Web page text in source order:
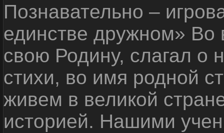
Познавательно –
единстве дружном»
свою Родину, слагал о
стихи, во имя родной
живем в великой
историей. Нашими